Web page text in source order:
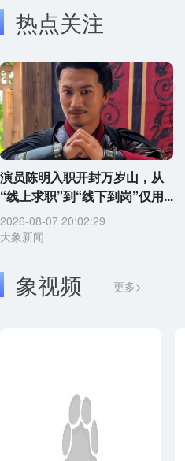
热点关注
演员陈明入职开封万岁山，从
“线上求职”到“线下到岗”仅用...
2026-08-07 20:02:29
大象新闻
象视频 更多>